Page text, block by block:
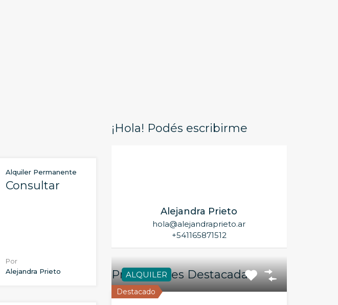
Alquiler Permanente
Consultar
Por
Alejandra Prieto
¡Hola! Podés escribirme
Alejandra Prieto
hola@alejandraprieto.ar
+541165871512
Propiedades Destacadas
Destacado
ALQUILER